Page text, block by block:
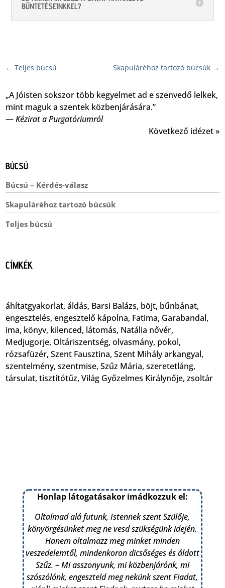
BÜNTETÉSEINKKEL?
←Teljes búcsú Skapuláréhoz tartozó búcsúk→
„A Jóisten sokszor több kegyelmet ad e szenvedő lelkek,
mint maguk a szentek közbenjárására.”
—Kézirat a Purgatóriumról
Következő idézet »
BÚCSÚ
Búcsú – Kérdés-válasz
Skapuláréhoz tartozó búcsúk
Teljes búcsú
CÍMKÉK
áhítatgyakorlat,áldás, Barsi Balázs, böjt, bűnbánat,
engesztelés,engesztelő kápolna, Fatima, Garabandal,
ima, könyv, kilenced, látomás, Natália nővér,
Medjugorje, Oltáriszentség,olvasmány, pokol,
rózsafüzér,Szent Fausztina,Szent Mihály arkangyal,
szentelmény,szentmise,Szűz Mária,szeretetláng,
társulat,tisztítótűz,Világ Győzelmes Királynője,zsoltár
Honlap látogatásakor imádkozzuk el:
Oltalmad alá futunk, Istennek szent Szülője,
könyörgésünket meg ne vesd szükségünk idején.
Hanem oltalmazz meg minket minden
veszedelemtől, mindenkoron dicsőséges és áldott
Szűz. – Mi asszonyunk, mi közbenjárónk, mi
szószólónk, engeszteld meg nekünk szent Fiadat,